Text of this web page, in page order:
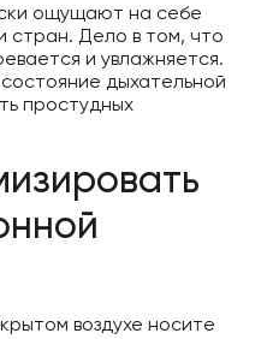
ощущают на себе
стран. Дело в том, что
и увлажняется.
дыхательной
простудных
воздухе носите